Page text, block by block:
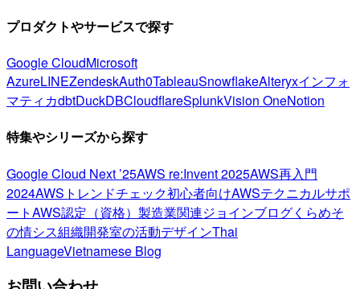
プロダクトやサービスで探す
Google CloudMicrosoft
AzureLINEZendeskAuth0TableauSnowflakeAlteryxインフォ
マティカdbtDuckDBCloudflareSplunkVision OneNotion
特集やシリーズから探す
Google Cloud Next ’25AWS re:Invent 2025AWS再入門
2024AWSトレンドチェック初心者向けAWSテクニカルサポ
ートAWS認定（資格） 製造業関連ジョインブログくらめそ
の情シス組織開発室の活動デザインThai
LanguageVietnamese Blog